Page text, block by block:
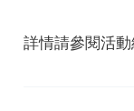
詳情請參閱活動